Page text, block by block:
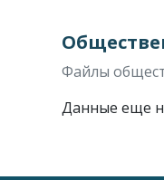
Файлы
Данные еще